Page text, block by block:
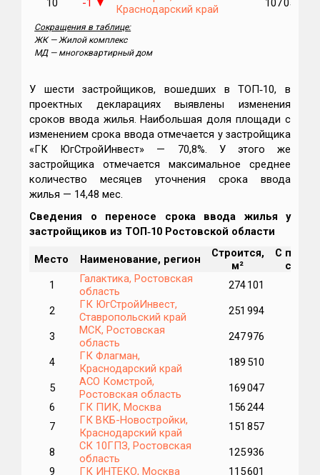
10 -1 ▼
Краснодарский край
107 059
Сокращения в таблице:
ЖК — Жилой комплекс
МД — многоквартирный дом
У шести застройщиков, вошедших в ТОП‑10, в
проектных декларациях выявлены изменения
сроков ввода жилья. Наибольшая доля площади с
изменением срока ввода отмечается у застройщика
«ГК ЮгСтройИнвест» — 70,8%. У этого же
застройщика отмечается максимальное среднее
количество месяцев уточнения срока ввода
жилья — 14,48 мес.
Сведения о переносе срока ввода жилья у
застройщиков из ТОП‑10 Ростовской области
Место Наименование, регион
Строится,
м²
С
1
Галактика, Ростовская
область
274 101
2
ГК ЮгСтройИнвест,
Ставропольский край
251 994
3
МСК, Ростовская
область
247 976
4
ГК Флагман,
Краснодарский край
189 510
5
АСО Комстрой,
Ростовская область
169 047
6
ГК ПИК, Москва 156 244
7
ГК ВКБ-Новостройки,
Краснодарский край
151 857
8
СК 10ГПЗ, Ростовская
область
125 936
9
ГК ИНТЕКО, Москва 115 601